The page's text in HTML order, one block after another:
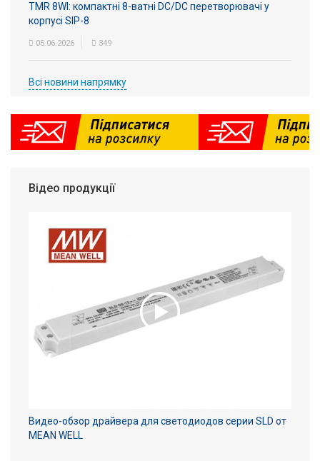
TMR 8WI: компактні 8-ватні DC/DC перетворювачі у
корпусі SIP-8
05.06.2026 349
Всі новини напрямку
Відео продукції
Видео-обзор драйвера для светодиодов серии SLD от
MEAN WELL